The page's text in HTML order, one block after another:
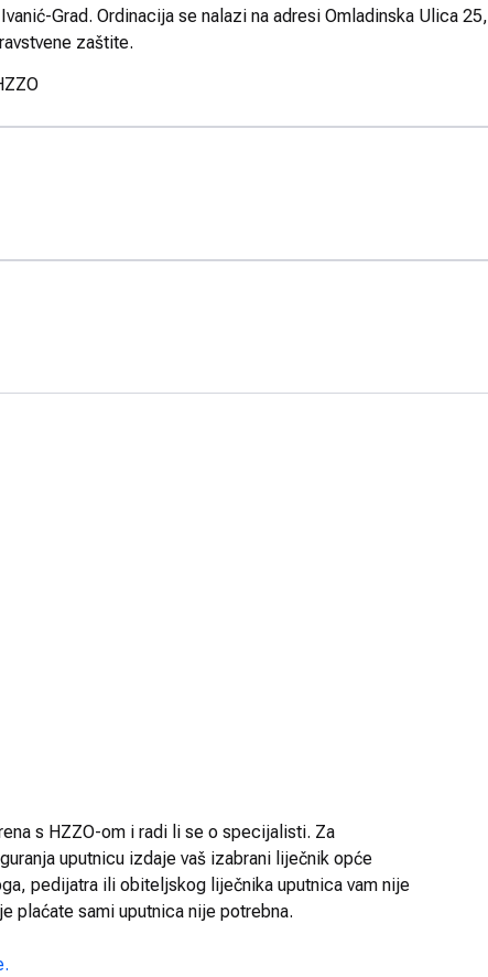
Grad. Ordinacija se nalazi na adresi Omladinska Ulica 25,
zaštite.
s HZZO-om i radi li se o specijalisti. Za
uputnicu izdaje vaš izabrani liječnik opće
pedijatra ili obiteljskog liječnika uputnica vam nije
plaćate sami uputnica nije potrebna.